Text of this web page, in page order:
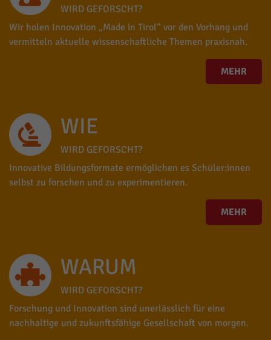
WIRD GEFORSCHT?
Wir holen Innovation „Made in Tirol“ vor den Vorhang und
vermitteln aktuelle wissenschaftliche Themen praxisnah.
MEHR
WIE
WIRD GEFORSCHT?
Innovative Bildungsformate ermöglichen es Schüler:innen
selbst zu forschen und zu experimentieren.
MEHR
WARUM
WIRD GEFORSCHT?
Forschung und Innovation sind unerlässlich für eine
nachhaltige und zukunftsfähige Gesellschaft von morgen.